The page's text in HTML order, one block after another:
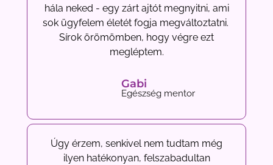
hála neked - egy zárt ajtót megnyitni, ami
sok ügyfelem életét fogja megváltoztatni.
Sírok örömömben, hogy végre ezt
megléptem.
Gabi
Egészség mentor
Úgy érzem, senkivel nem tudtam még
ilyen hatékonyan, felszabadultan